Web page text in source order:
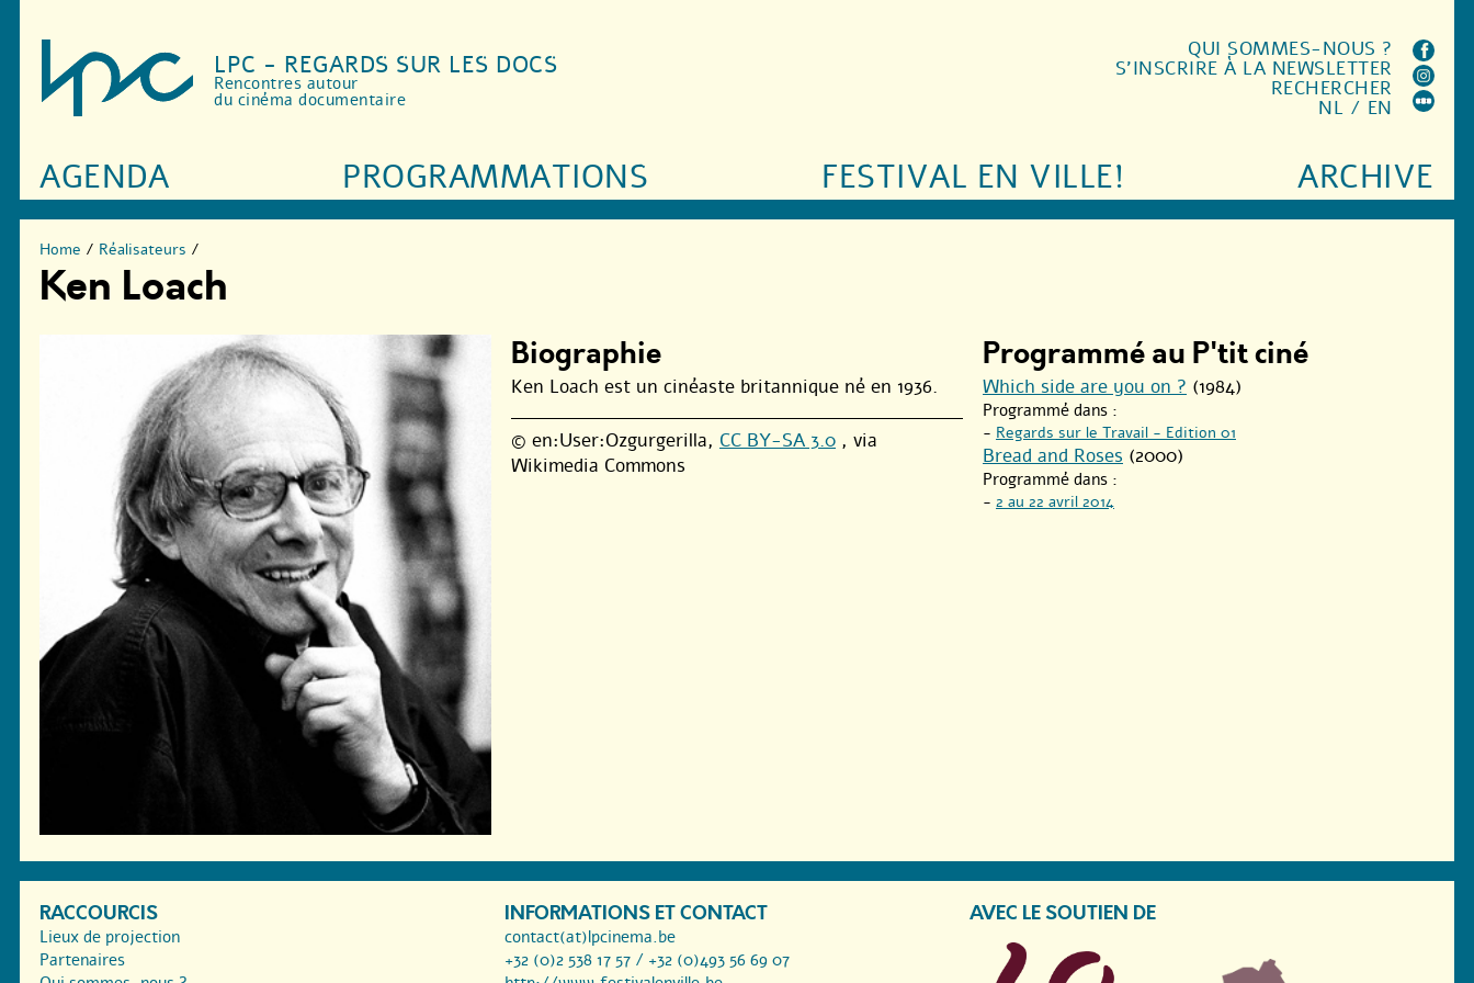
LPC - REGARDS SUR LES DOCS
Rencontres autour
du cinéma documentaire
AGENDA PROGRAMMATIONS FESTIVAL EN VILLE! ARCHIVE
QUI SOMMES-NOUS ?
S'INSCRIRE À LA NEWSLETTER
RECHERCHER
NL / EN
Home / Réalisateurs /
Ken Loach
Biographie
Ken Loach est un cinéaste britannique né en 1936.
© en:User:Ozgurgerilla, CC BY-SA 3.0 , via
Wikimedia Commons
Programmé au P'tit ciné
Which side are you on ? (1984)
Programmé dans :
- Regards sur le Travail - Edition 01
Bread and Roses (2000)
Programmé dans :
- 2 au 22 avril 2014
RACCOURCIS
Lieux de projection
Partenaires
INFORMATIONS ET CONTACT
contact(at)lpcinema.be
+32 (0)2 538 17 57 / +32 (0)493 56 69 07
AVEC LE SOUTIEN DE